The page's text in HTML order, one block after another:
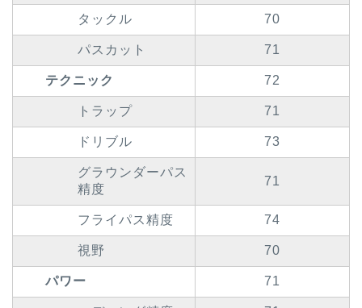
タックル 70
パスカット 71
テクニック 72
トラップ 71
ドリブル 73
グラウンダーパス
精度
71
フライパス精度 74
視野 70
パワー 71